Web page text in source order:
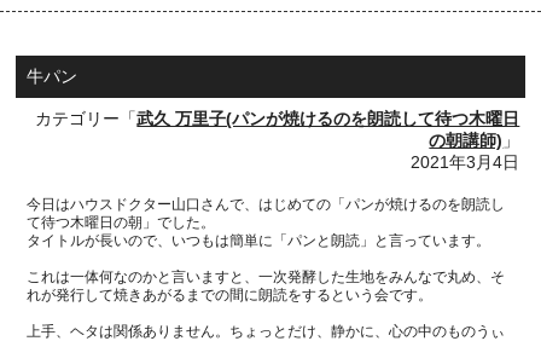
牛パン
カテゴリー「武久 万里子(パンが焼けるのを朗読して待つ木曜日
の朝講師) 」
2021年3月4日
今日はハウスドクター山口さんで、はじめての「パンが焼けるのを朗読し
て待つ木曜日の朝」でした。
タイトルが長いので、いつもは簡単に「パンと朗読」と言っています。
これは一体何なのかと言いますと、一次発酵した生地をみんなで丸め、そ
れが発行して焼きあがるまでの間に朗読をするという会です。
上手、ヘタは関係ありません。ちょっとだけ、静かに、心の中のものうぃ